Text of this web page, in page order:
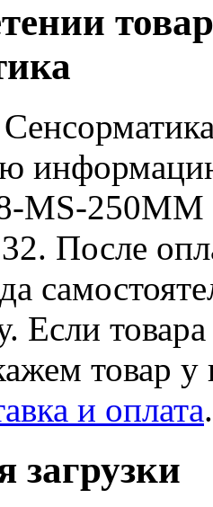
MS-250MM
После
Если
товар
и оплата.